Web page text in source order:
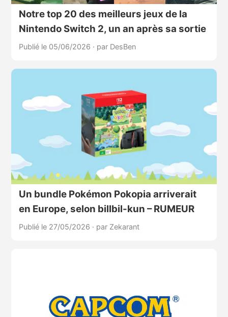
Notre top 20 des meilleurs jeux de la
Nintendo Switch 2, un an après sa sortie
Publié le 05/06/2026 · par DesBen
Un bundle Pokémon Pokopia arriverait
en Europe, selon billbil-kun – RUMEUR
Publié le 27/05/2026 · par Zekarant